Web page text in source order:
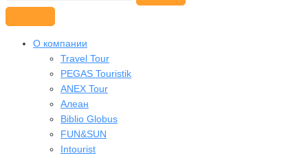
О компании
Travel Tour
PEGAS Touristik
ANEX Tour
Алеан
Biblio Globus
FUN&SUN
Intourist